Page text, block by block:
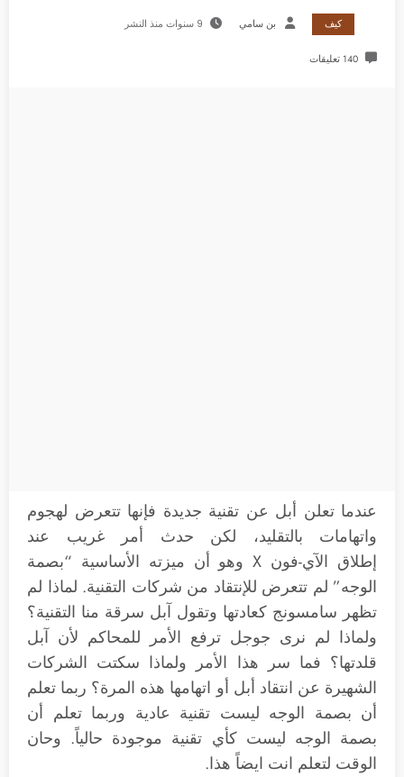
كيف بن سامي 9 سنوات منذ النشر
140 تعليقات
عندما تعلن أبل عن تقنية جديدة فإنها تتعرض لهجوم
واتهامات بالتقليد، لكن حدث أمر غريب عند
إطلاق الآي-فون X وهو أن ميزته الأساسية “بصمة
الوجه” لم تتعرض للإنتقاد من شركات التقنية. لماذا لم
تظهر سامسونج كعادتها وتقول آبل سرقة منا التقنية؟
ولماذا لم نرى جوجل ترفع الأمر للمحاكم لأن آبل
قلدتها؟ فما سر هذا الأمر ولماذا سكتت الشركات
الشهيرة عن انتقاد أبل أو اتهامها هذه المرة؟ ربما تعلم
أن بصمة الوجه ليست تقنية عادية وربما تعلم أن
بصمة الوجه ليست كأي تقنية موجودة حالياً. وحان
الوقت لتعلم انت ايضاً هذا.